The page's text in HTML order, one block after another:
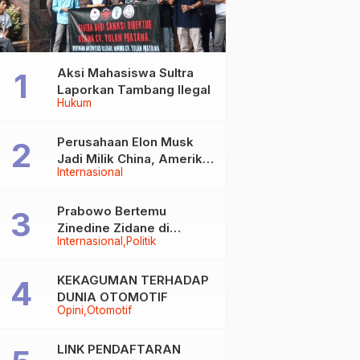
Hukum
Aksi Mahasiswa Sultra
Laporkan Tambang Ilegal
Internasional
Perusahaan Elon Musk
Jadi Milik China, Amerika
Ketar-ketir
Internasional Politik
Prabowo Bertemu
Zinedine Zidane di
Davos, Momen Hangat di
Opini Otomotif
KEKAGUMAN TERHADAP
DUNIA OTOMOTIF
LINK PENDAFTARAN